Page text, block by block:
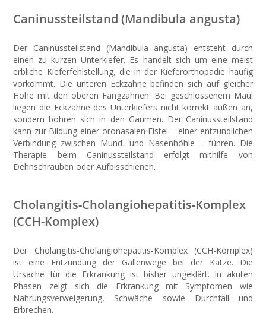
Caninussteilstand (Mandibula angusta)
Der Caninussteilstand (Mandibula angusta) entsteht durch
einen zu kurzen Unterkiefer. Es handelt sich um eine meist
erbliche Kieferfehlstellung, die in der Kieferorthopädie häufig
vorkommt. Die unteren Eckzähne befinden sich auf gleicher
Höhe mit den oberen Fangzähnen. Bei geschlossenem Maul
liegen die Eckzähne des Unterkiefers nicht korrekt außen an,
sondern bohren sich in den Gaumen. Der Caninussteilstand
kann zur Bildung einer oronasalen Fistel – einer entzündlichen
Verbindung zwischen Mund- und Nasenhöhle – führen. Die
Therapie beim Caninussteilstand erfolgt mithilfe von
Dehnschrauben oder Aufbisschienen.
Cholangitis-Cholangiohepatitis-Komplex
(CCH-Komplex)
Der Cholangitis-Cholangiohepatitis-Komplex (CCH-Komplex)
ist eine Entzündung der Gallenwege bei der Katze. Die
Ursache für die Erkrankung ist bisher ungeklärt. In akuten
Phasen zeigt sich die Erkrankung mit Symptomen wie
Nahrungsverweigerung, Schwäche sowie Durchfall und
Erbrechen.